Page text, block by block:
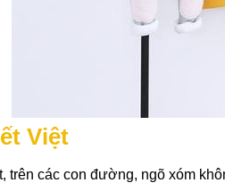
Việt
trên các con đường, ngõ xóm